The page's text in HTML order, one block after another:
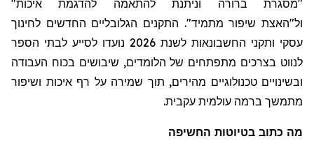
"מסגרת ברורה וניתנת להתאמה להדגמת איכות"
ול"האצתשיפור מתמיד". התקנים הגלובליים החדשים לחינוך
עסקי ותקני החשבונאות לשנת 2026 נועדו לסייע לבתי הספר
לנווט בצרכים מתפתחים של הלומדים, שיבושים בכוח העבודה
ובשינויים טכנולוגיים מהירים, תוך שמירה על רף איכות ושיפור
מתמשך ברמה עולמית עקבית.
מה כתוב בטיוטות החשיפה